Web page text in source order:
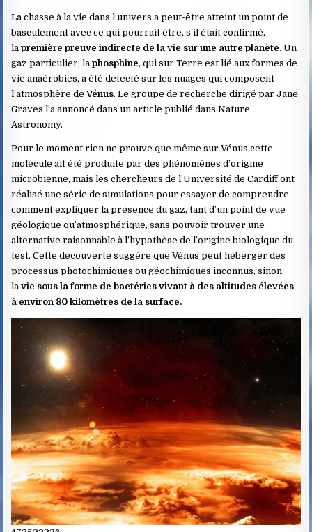
La chasse à la vie dans l’univers a peut-être atteint un point de
basculement avec ce qui pourrait être, s’il était confirmé,
lapremière preuve indirecte de la vie sur une autre planète. Un
gaz particulier, laphosphine, qui sur Terre est lié aux formes de
vie anaérobies, a été détecté sur les nuages ​​qui composent
l’atmosphère deVénus. Le groupe de recherche dirigé par Jane
Graves l’a annoncé dans un article publié dans Nature
Astronomy.
Pour le moment rien ne prouve que même sur Vénus cette
molécule ait été produite par des phénomènes d’origine
microbienne, mais les chercheurs de l’Université de Cardiff ont
réalisé une série de simulations pour essayer de comprendre
comment expliquer la présence du gaz, tant d’un point de vue
géologique qu’atmosphérique, sans pouvoir trouver une
alternative raisonnable à l’hypothèse de l’origine biologique du
test. Cette découverte suggère que Vénus peut héberger des
processus photochimiques ou géochimiques inconnus, sinon
lavie sous la forme de bactéries vivant à des altitudes élevées
à environ 80 kilomètres de la surface.